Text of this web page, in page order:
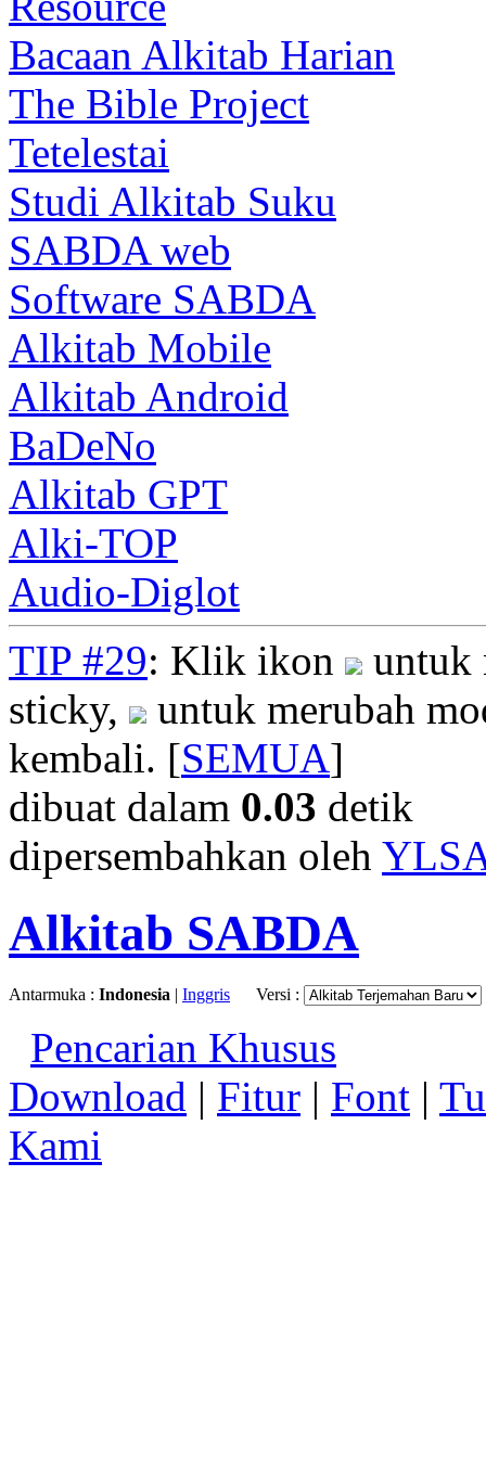
Bacaan Alkitab Harian
The Bible Project
Tetelestai
Studi Alkitab Suku
SABDA web
Software SABDA
Alkitab Mobile
Alkitab Android
BaDeNo
Alkitab GPT
Alki-TOP
Audio-Diglot
TIP #29: Klik ikon
untuk
sticky,
untuk merubah
kembali. [SEMUA]
dibuat dalam 0.03 detik
dipersembahkan oleh
Alkitab SABDA
Antarmuka : Indonesia | Inggris Versi :
Pencarian Khusus
Download | Fitur | Font |
Kami